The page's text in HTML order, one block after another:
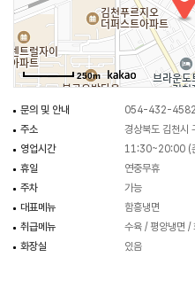
250m
문의 및 안내
054-432-4582
주소
경상북도 김천시
영업시간
11:30~20:00 (
휴일
연중무휴
주차
가능
대표메뉴
함흥냉면
취급메뉴
수육 / 평양냉면 /
화장실
있음